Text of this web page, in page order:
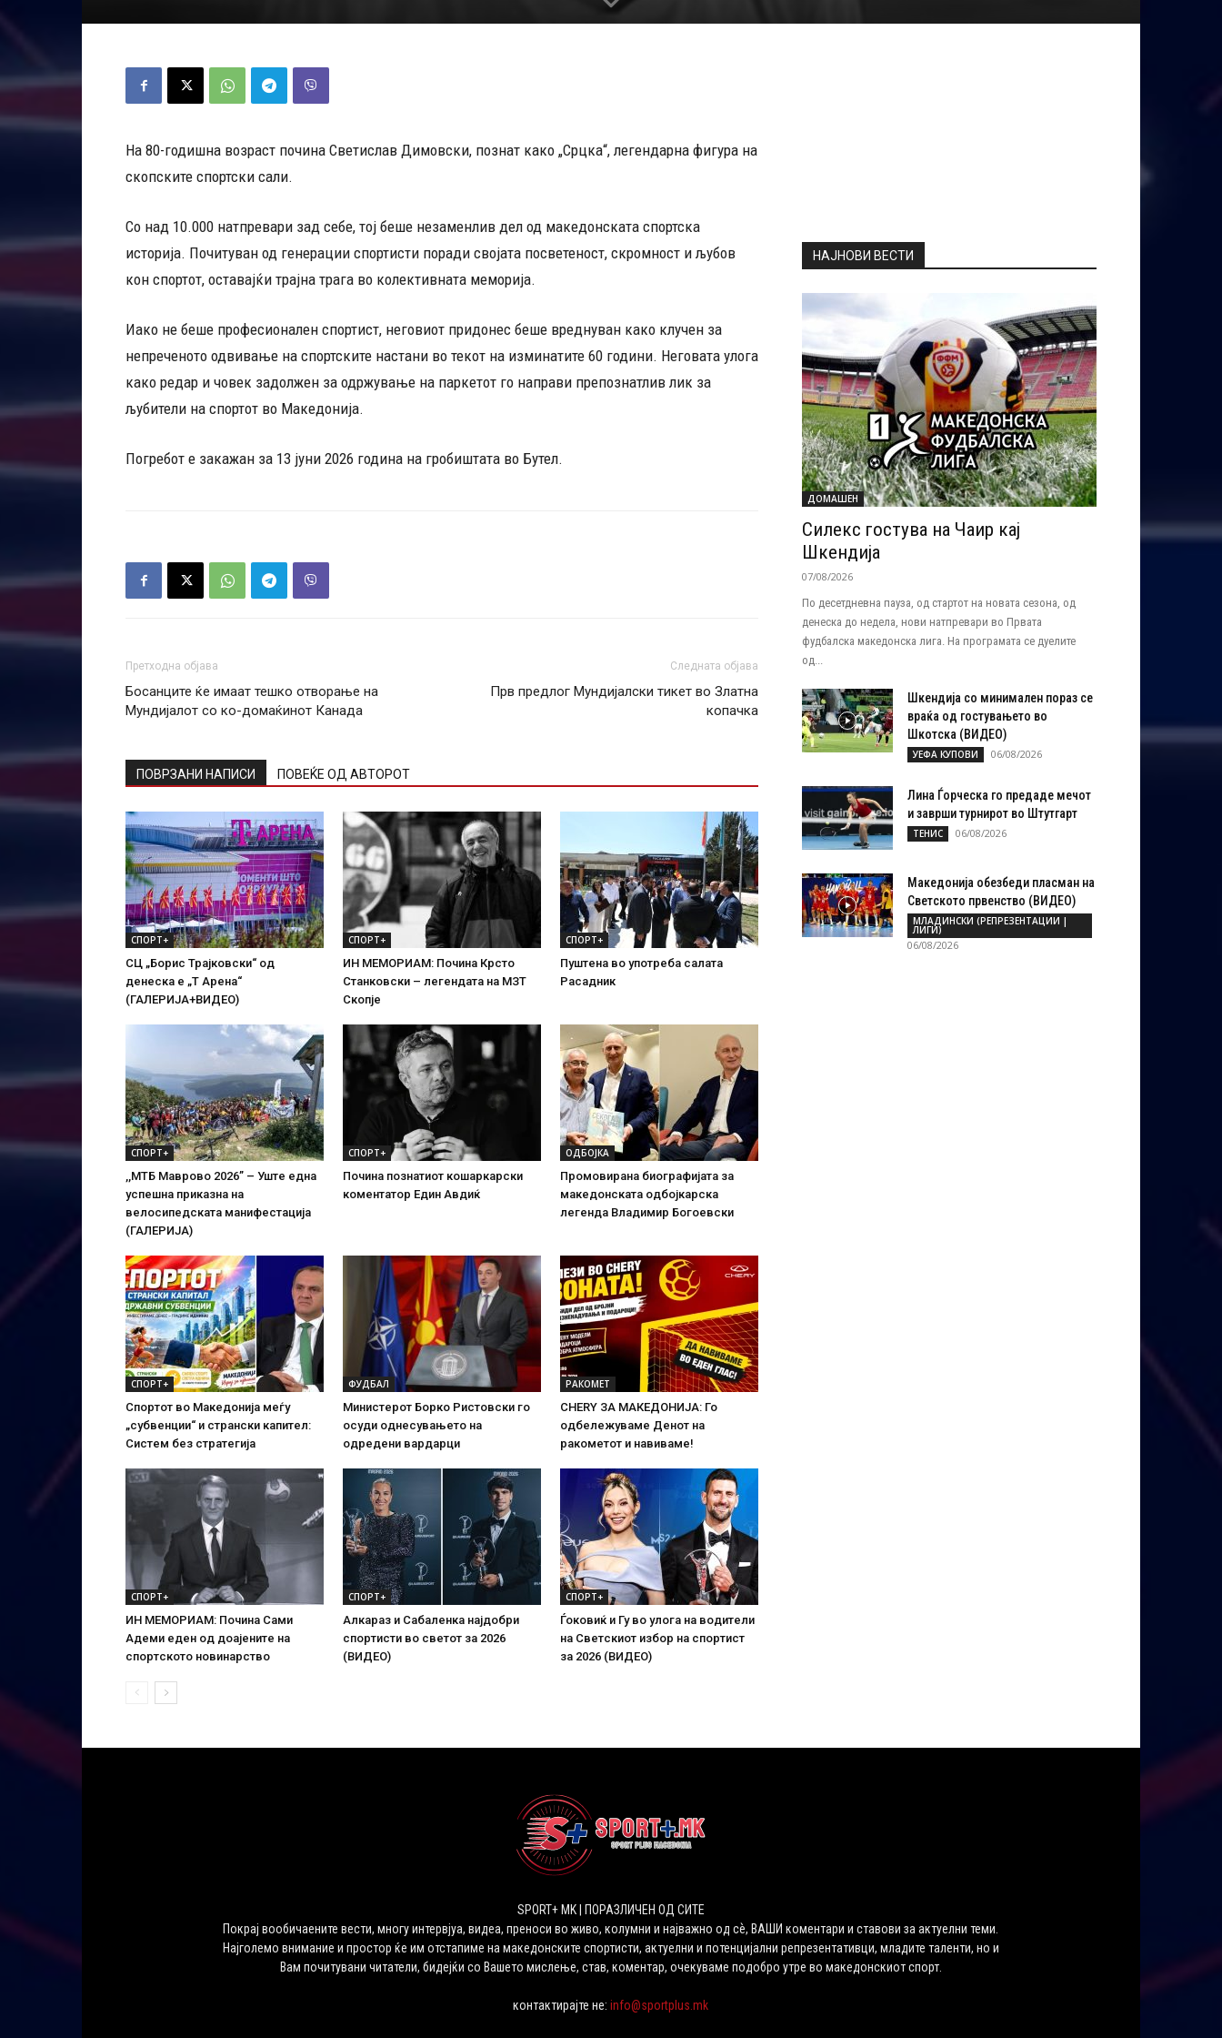
На 80-годишна возраст почина Светислав Димовски, познат како „Срцка“, легендарна фигура на
скопските спортски сали.
Со над 10.000 натпревари зад себе, тој беше незаменлив дел од македонската спортска
историја. Почитуван од генерации спортисти поради својата посветеност, скромност и љубов
кон спортот, оставајќи трајна трага во колективната меморија.
Иако не беше професионален спортист, неговиот придонес беше вреднуван како клучен за
непреченото одвивање на спортските настани во текот на изминатите 60 години. Неговата улога
како редар и човек задолжен за одржување на паркетот го направи препознатлив лик за
љубители на спортот во Македонија.
Погребот е закажан за 13 јуни 2026 година на гробиштата во Бутел.
Претходна објава
Босанците ќе имаат тешко отворање на
Мундијалот со ко-домаќинот Канада
Следната објава
Прв предлог Мундијалски тикет во Златна
копачка
ПОВРЗАНИ НАПИСИ ПОВЕЌЕ ОД АВТОРОТ
СПОРТ+
СЦ „Борис Трајковски“ од
денеска е „Т Арена“
(ГАЛЕРИЈА+ВИДЕО)
СПОРТ+
ИН МЕМОРИАМ: Почина Крсто
Станковски – легендата на МЗТ
Скопје
СПОРТ+
Пуштена во употреба салата
Расадник
СПОРТ+
,,МТБ Маврово 2026” – Уште една
успешна приказна на
велосипедската манифестација
(ГАЛЕРИЈА)
СПОРТ+
Почина познатиот кошаркарски
коментатор Един Авдиќ
ОДБОЈКА
Промовирана биографијата за
македонската одбојкарска
легенда Владимир Богоевски
СПОРТ+
Спортот во Македонија меѓу
„субвенции“ и странски капител:
Систем без стратегија
ФУДБАЛ
Министерот Борко Ристовски го
осуди однесувањето на
одредени вардарци
РАКОМЕТ
CHERY ЗА МАКЕДОНИЈА: Го
одбележуваме Денот на
ракометот и навиваме!
СПОРТ+
ИН МЕМОРИАМ: Почина Сами
Адеми еден од доајените на
спортското новинарство
СПОРТ+
Алкараз и Сабаленка најдобри
спортисти во светот за 2026
(ВИДЕО)
СПОРТ+
Ѓоковиќ и Гу во улога на водители
на Светскиот избор на спортист
за 2026 (ВИДЕО)
НАЈНОВИ ВЕСТИ
ДОМАШЕН
Силекс гостува на Чаир кај
Шкендија
07/08/2026
По десетдневна пауза, од стартот на новата сезона, од
денеска до недела, нови натпревари во Првата
фудбалска македонска лига. На програмата се дуелите
од...
Шкендија со минимален пораз се
враќа од гостувањето во
Шкотска (ВИДЕО)
УЕФА КУПОВИ 06/08/2026
Лина Ѓорческа го предаде мечот
и заврши турнирот во Штутгарт
ТЕНИС 06/08/2026
Македонија обезбеди пласман на
Светското првенство (ВИДЕО)
МЛАДИНСКИ (РЕПРЕЗЕНТАЦИИ |
ЛИГИ)
06/08/2026
SPORT+ MK | ПОРАЗЛИЧЕН ОД СИТЕ
Покрај вообичаените вести, многу интервјуа, видеа, преноси во живо, колумни и најважно од сѐ, ВАШИ коментари и ставови за актуелни теми.
Најголемо внимание и простор ќе им отстапиме на македонските спортисти, актуелни и потенцијални репрезентативци, младите таленти, но и
Вам почитувани читатели, бидејќи со Вашето мислење, став, коментар, очекуваме подобро утре во македонскиот спорт.
контактирајте не:info@sportplus.mk